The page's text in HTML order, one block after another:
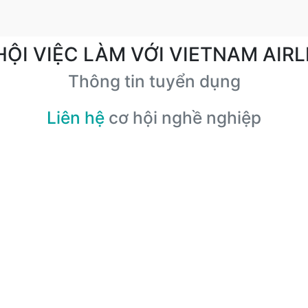
VIỆC LÀM VỚI VIETNAM
Thông tin tuyển dụng
Liên hệ cơ hội nghề nghiệp